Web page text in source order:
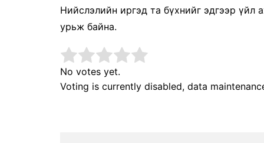
Нийслэлийн иргэд та бүхнийг эдгээр үйл
урьж байна.
No votes yet.
Voting is currently disabled, data